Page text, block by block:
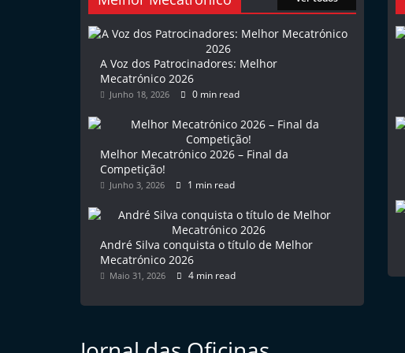
A Voz dos Patrocinadores: Melhor
Mecatrónico 2026
Junho 18, 2026 0 min read
Melhor Mecatrónico 2026 – Final da
Competição!
Junho 3, 2026 1 min read
André Silva conquista o título de Melhor
Mecatrónico 2026
Maio 31, 2026 4 min read